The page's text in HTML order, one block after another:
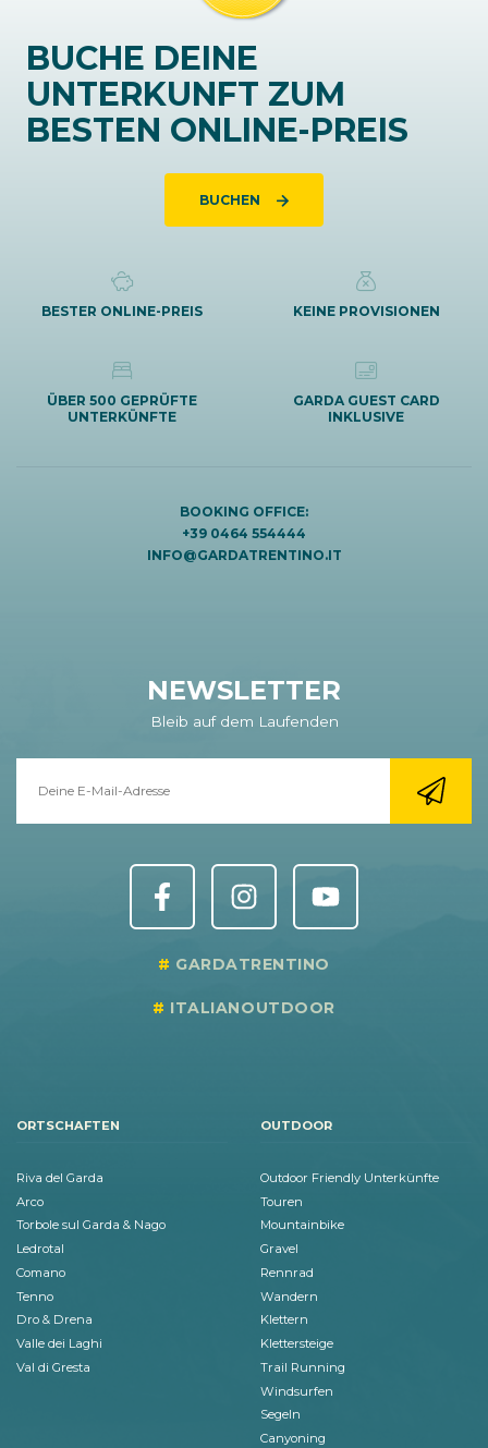
BUCHE DEINE
UNTERKUNFT ZUM
BESTEN ONLINE-PREIS
BUCHEN
BESTER ONLINE-PREIS KEINE PROVISIONEN
ÜBER 500 GEPRÜFTE
UNTERKÜNFTE
GARDA GUEST CARD
INKLUSIVE
BOOKING OFFICE:
+39 0464 554444
INFO@GARDATRENTINO.IT
NEWSLETTER
Bleib auf dem Laufenden
GARDATRENTINO
ITALIANOUTDOOR
ORTSCHAFTEN
Riva del Garda
Arco
Torbole sul Garda & Nago
Ledrotal
Comano
Tenno
Dro & Drena
Valle dei Laghi
Val di Gresta
OUTDOOR
Outdoor Friendly Unterkünfte
Touren
Mountainbike
Gravel
Rennrad
Wandern
Klettern
Klettersteige
Trail Running
Windsurfen
Segeln
Canyoning